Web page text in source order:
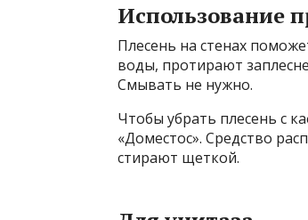
Использование
Плесень на стенах
воды, протирают
Смывать не нужно.
Чтобы убрать плесень с
«Доместос». Средство
стирают щеткой.